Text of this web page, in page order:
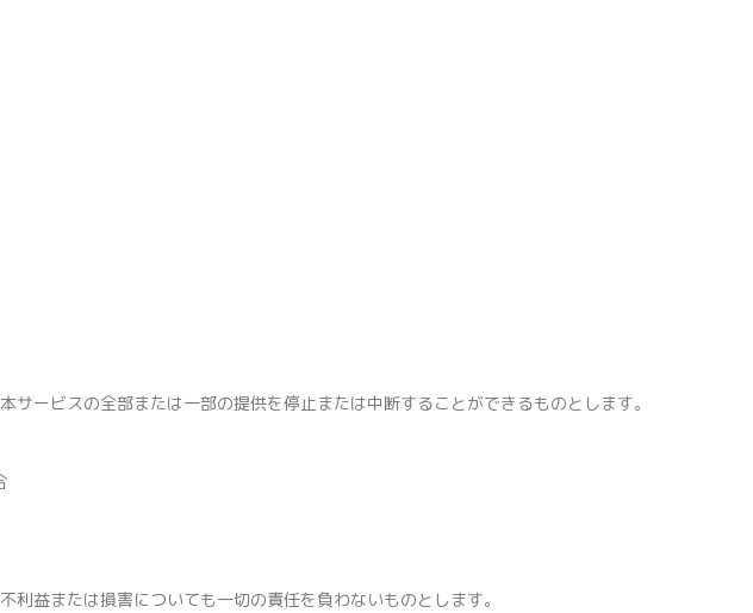
ービスの全部または一部の提供を停止または中断することができるものとします。
益または損害についても一切の責任を負わないものとします。